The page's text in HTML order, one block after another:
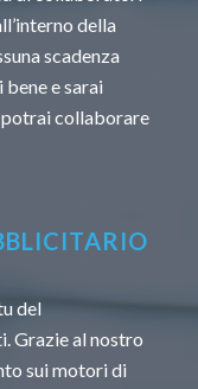
della
scadenza
e sarai
collaborare
del
Grazie al nostro
sui motori di